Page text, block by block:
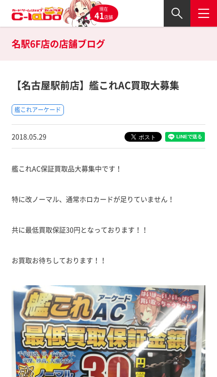
現在
41店舗
名駅6F店の店舗ブログ
【名古屋駅前店】艦これAC買取大募集
艦これアーケード
2018.05.29
艦これAC保証買取品大募集中です！
特に改ノーマル、通常ホロカードが足りていません！
共に最低買取保証30円となっております！！
お買取お待ちしております！！